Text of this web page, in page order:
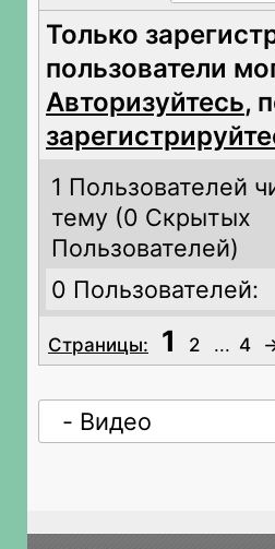
Только
пользователи
Авторизуйтесь,
1 Пользователей
тему (0 Скрытых
Пользователей)
0 Пользователей:
Страницы: 1 2 ... 4